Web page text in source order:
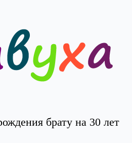
брату на 30 лет